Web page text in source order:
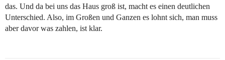
das. Und da bei uns das Haus groß ist, macht es einen deutlichen
Unterschied. Also, im Großen und Ganzen es lohnt sich, man muss
aber davor was zahlen, ist klar.